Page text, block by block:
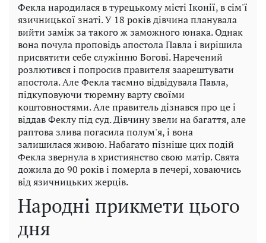
Фекла народилася в турецькому місті Іконії, в сім'ї
язичницької знаті. У 18 років дівчина планувала
вийти заміж за такого ж заможного юнака. Однак
вона почула проповідь апостола Павла і вирішила
присвятити себе служінню Богові. Наречений
розлютився і попросив правителя заарештувати
апостола. Але Фекла таємно відвідувала Павла,
підкуповуючи тюремну варту своїми
коштовностями. Але правитель дізнався про це і
віддав Феклу під суд. Дівчину звели на багаття, але
раптова злива погасила полум'я, і ​​вона
залишилася живою. Набагато пізніше цих подій
Фекла звернула в християнство свою матір. Свята
дожила до 90 років і померла в печері, ховаючись
від язичницьких жерців.
Народні прикмети цього
дня